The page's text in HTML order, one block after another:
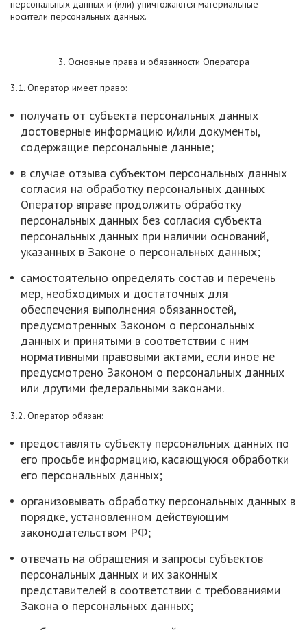
персональных данных и (или) уничтожаются материальные
носители персональных данных.
3. Основные права и обязанности Оператора
3.1. Оператор имеет право:
получать от субъекта персональных данных
достоверные информацию и/или документы,
содержащие персональные данные;
в случае отзыва субъектом персональных данных
согласия на обработку персональных данных
Оператор вправе продолжить обработку
персональных данных без согласия субъекта
персональных данных при наличии оснований,
указанных в Законе о персональных данных;
самостоятельно определять состав и перечень
мер, необходимых и достаточных для
обеспечения выполнения обязанностей,
предусмотренных Законом о персональных
данных и принятыми в соответствии с ним
нормативными правовыми актами, если иное не
предусмотрено Законом о персональных данных
или другими федеральными законами.
3.2. Оператор обязан:
предоставлять субъекту персональных данных по
его просьбе информацию, касающуюся обработки
его персональных данных;
организовывать обработку персональных данных в
порядке, установленном действующим
законодательством РФ;
отвечать на обращения и запросы субъектов
персональных данных и их законных
представителей в соответствии с требованиями
Закона о персональных данных;